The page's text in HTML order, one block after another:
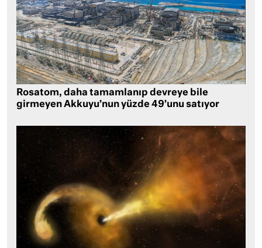
Rosatom, daha tamamlanıp devreye bile
girmeyen Akkuyu’nun yüzde 49’unu satıyor